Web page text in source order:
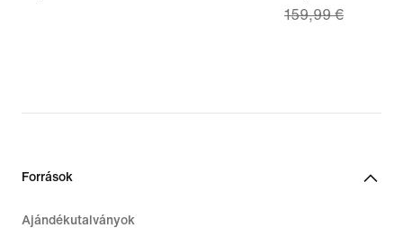
price
price
159,99 €
Források
Ajándékutalványok